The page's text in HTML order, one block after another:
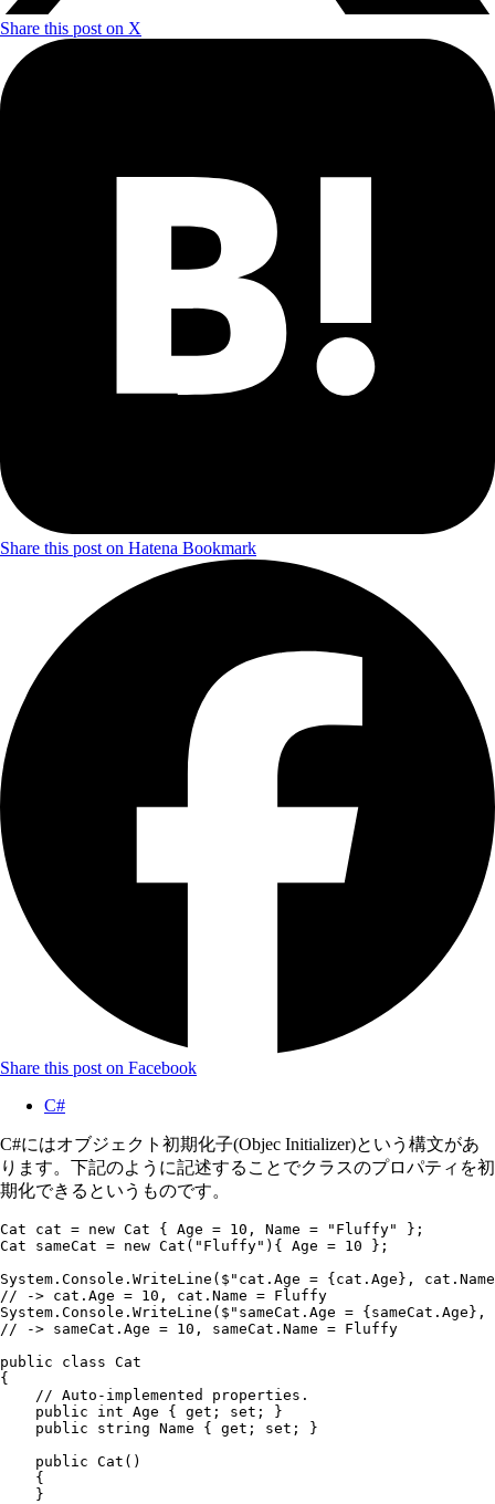
Share this post on X
Share this post on Hatena Bookmark
Share this post on Facebook
C#
C#にはオブジェクト初期化子(Objec Initializer)という構文があ
ります。下記のように記述することでクラスのプロパティを初
期化できるというものです。
Cat cat = new Cat { Age = 10 , Name = " Fluffy"
};
Cat sameCat = new Cat ( " Fluffy" ){ Age = 10 };
System . Console . WriteLine ( $" cat.Age = { cat . Age } ,
// -> cat.Age = 10, cat.Name = Fluffy
System . Console . WriteLine ( $" sameCat.Age = { sameCat . Age } ,
// -> sameCat.Age = 10, sameCat.Name = Fluffy
public class Cat
{
    // Auto-implemented properties.
    public
int Age { get ; set ; }
    public
string Name { get ; set ; }
    public
Cat ()
    {
    }